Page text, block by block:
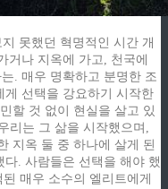
못했던 혁명적인 시간 개
거나 지옥에 가고, 천국에
. 매우 명확하고 분명한 조
게 선택을 강요하기 시작한
할 것 없이 현실을 살고 있
리는 그 삶을 시작했으며,
지옥 둘 중 하나에 살게 된
. 사람들은 선택을 해야 했
매우 소수의 엘리트에게